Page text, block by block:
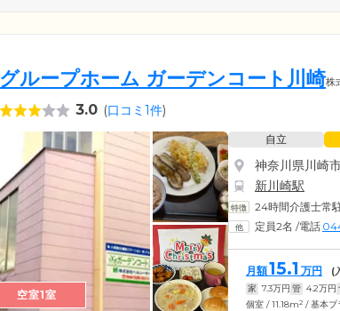
グループホーム ガーデンコート川崎株
3.0 (口コミ1件)
空室1室
自立
神奈川県川崎
新川崎駅
24時間介護士常
定員2名 /電話
月額15.1 万円 (
家 7.3万円 管 4.2万円
個室 / 11.18m2 / 基本プ